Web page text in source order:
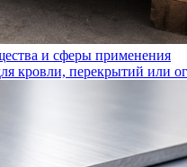
и сферы применения
кровли, перекрытий или